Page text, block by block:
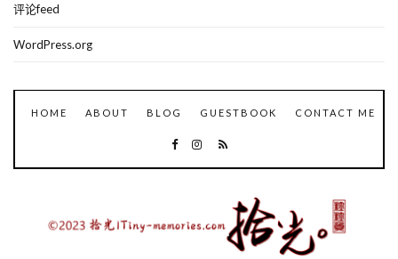
评论feed
WordPress.org
HOME ABOUT BLOG GUESTBOOK CONTACT ME